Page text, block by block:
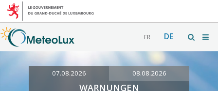
FR DE
07.08.2026 08.08.2026
WARNUNGEN